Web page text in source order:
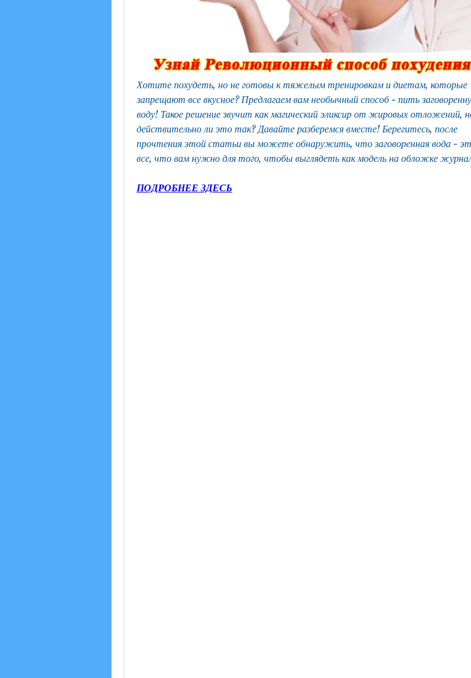
Хотите похудеть, но не готовы к тяжелым тренировкам и диетам, которые
запрещают все вкусное? Предлагаем вам необычный способ - пить
воду! Такое решение звучит как магический эликсир от жировых отложений,
действительно ли это так? Давайте разберемся вместе! Берегитесь, после
прочтения этой статьи вы можете обнаружить, что заговоренная вода -
все, что вам нужно для того, чтобы выглядеть как модель на обложке
ПОДРОБНЕЕ ЗДЕСЬ